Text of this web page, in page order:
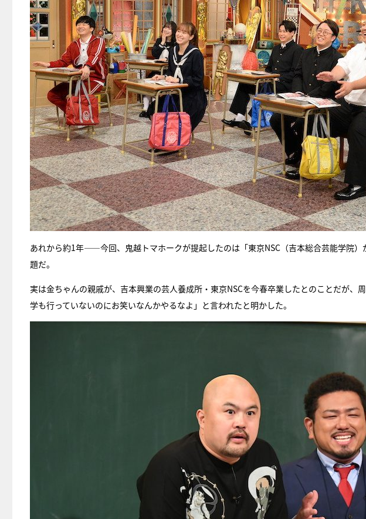
あれから約1年――今回、鬼越トマホークが提起したのは「東京NSC（吉本総合芸能学院）
題だ。
実は金ちゃんの親戚が、吉本興業の芸人養成所・東京NSCを今春卒業したとのことだが、
学も行っていないのにお笑いなんかやるなよ」と言われたと明かした。